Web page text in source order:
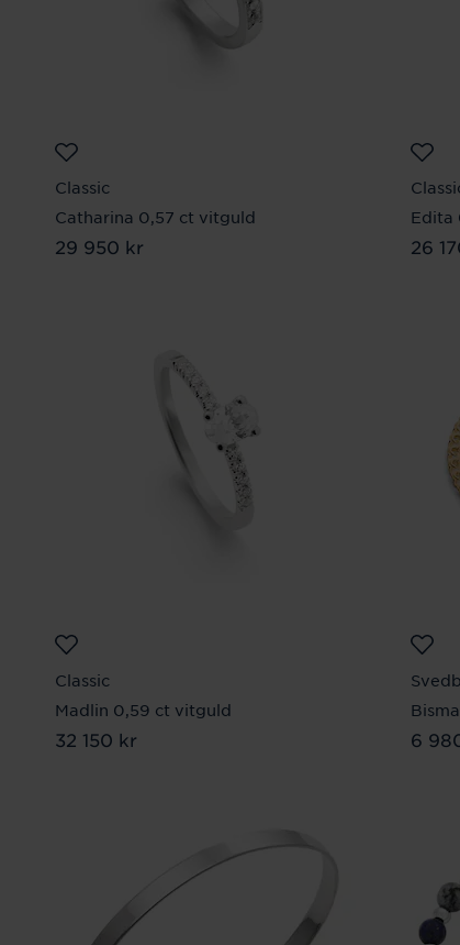
Classic
Catharina 0,57 ct vitguld
Pris:29 950 kr
29 950 kr
Edita
Pris:
26
Classic
Madlin 0,59 ct vitguld
Pris:32 150 kr
32 150 kr Pris:
6